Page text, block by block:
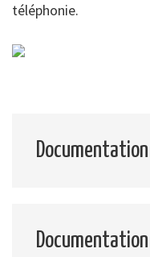
téléphonie.
Documentation
Documentation